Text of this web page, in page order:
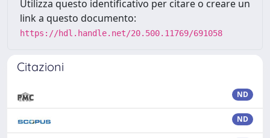
Utilizza questo identificativo per citare o creare un
link a questo documento:
https://hdl.handle.net/20.500.11769/691058
Citazioni
ND
ND